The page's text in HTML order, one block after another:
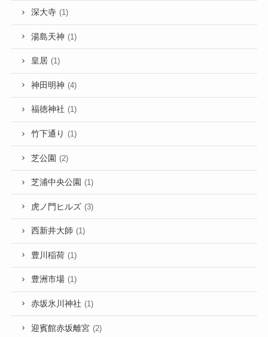
深大寺 (1)
湯島天神 (1)
皇居 (1)
神田明神 (4)
福徳神社 (1)
竹下通り (1)
芝公園 (2)
芝浦中央公園 (1)
虎ノ門ヒルズ (3)
西新井大師 (1)
豊川稲荷 (1)
豊洲市場 (1)
赤坂氷川神社 (1)
迎賓館赤坂離宮 (2)